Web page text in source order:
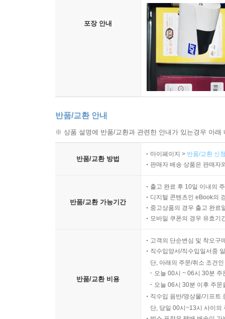
포장 안내
반품/교환 안내
※ 상품 설명에 반품/교환과 관련한 안내가 있는경우 아
반품/교환 방법
마이페이지 > 반품/교환 신
판매자 배송 상품은 판매자
반품/교환 가능기간
출고 완료 후 10일 이내의
디지털 콘텐츠인 eBook의
중고상품의 경우 출고 완료
모바일 쿠폰의 경우 유효기
반품/교환 비용
고객의 단순변심 및 착오구
직수입양서/직수입일서중
단, 아래의 주문/취소 조건
오늘 00시 ~ 06시 30분
오늘 06시 30분 이후 주
직수입 음반/영상물/기프트
단, 당일 00시~13시 사이의